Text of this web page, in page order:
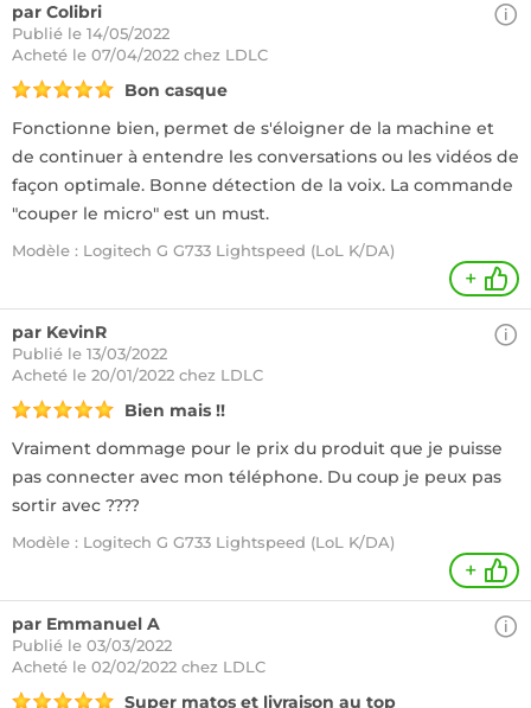
par Colibri
Publié le 14/05/2022
Acheté le 07/04/2022 chez LDLC
Bon casque
Fonctionne bien, permet de s'éloigner de la machine et
de continuer à entendre les conversations ou les vidéos de
façon optimale. Bonne détection de la voix. La commande
"couper le micro" est un must.
Modèle : Logitech G G733 Lightspeed (LoL K/DA)
+
par KevinR
Publié le 13/03/2022
Acheté le 20/01/2022 chez LDLC
Bien mais !!
Vraiment dommage pour le prix du produit que je puisse
pas connecter avec mon téléphone. Du coup je peux pas
sortir avec ????
Modèle : Logitech G G733 Lightspeed (LoL K/DA)
+
par Emmanuel A
Publié le 03/03/2022
Acheté le 02/02/2022 chez LDLC
Super matos et livraison au top